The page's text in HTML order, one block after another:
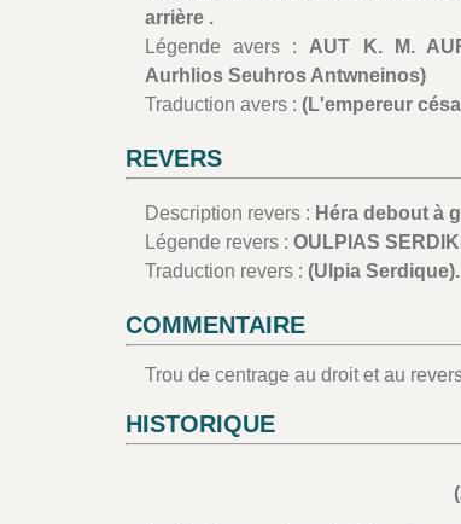
arrière .
Légende avers : AUT K. M.
Aurhlios Seuhros Antwneinos)
Traduction avers : (L'empereur
REVERS
Description revers : Héra debout à
Légende revers : OULPIAS
Traduction revers : (Ulpia Serdique).
COMMENTAIRE
Trou de centrage au droit et au
HISTORIQUE